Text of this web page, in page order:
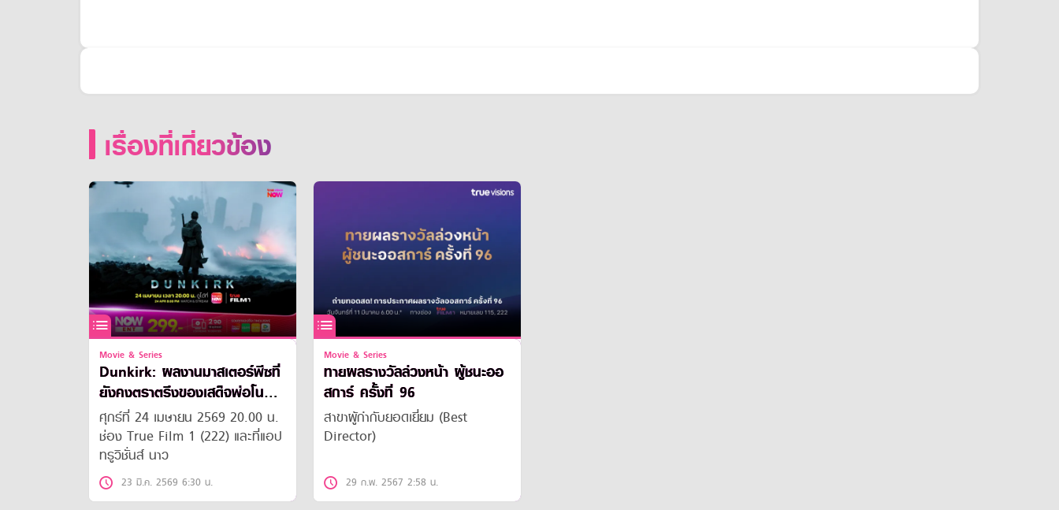
เรื่องที่เกี่ยวข้อง
Movie & Series
Dunkirk: ผลงานมาสเตอร์พีซที่
ยังคงตราตรึงของเสด็จพ่อโน
แลน
ศุกร์ที่ 24 เมษายน 2569 20.00 น.
ช่อง True Film 1 (222) และที่แอป
ทรูวิชั่นส์ นาว
23 มี.ค. 2569 6:30 น.
Movie & Series
ทายผลรางวัลล่วงหน้า ผู้ชนะออ
สการ์ ครั้งที่ 96
สาขาผู้กำกับยอดเยี่ยม (Best
Director)
29 ก.พ. 2567 2:58 น.